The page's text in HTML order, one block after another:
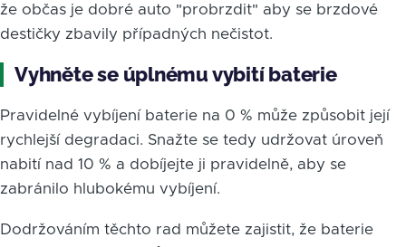
že občas je dobré auto "probrzdit" aby se brzdové
destičky zbavily případných nečistot.
Vyhněte se úplnému vybití baterie
Pravidelné vybíjení baterie na 0 % může způsobit její
rychlejší degradaci. Snažte se tedy udržovat úroveň
nabití nad 10 % a dobíjejte ji pravidelně, aby se
zabránilo hlubokému vybíjení.
Dodržováním těchto rad můžete zajistit, že baterie